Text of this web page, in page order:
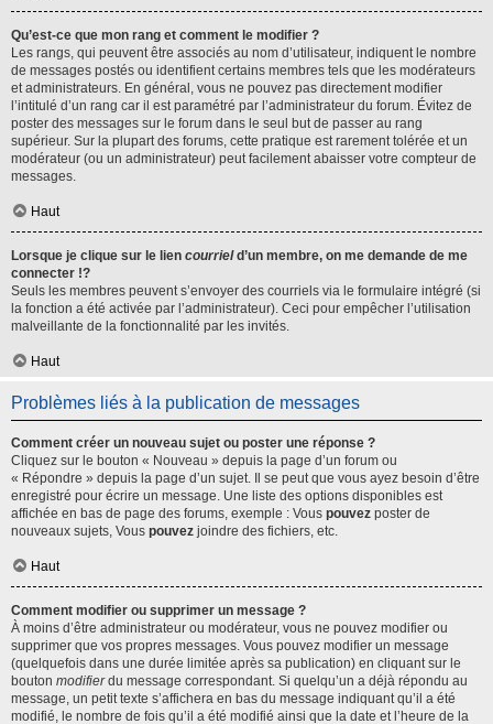
Qu’est-ce que mon rang et comment le modifier ?
Les rangs, qui peuvent être associés au nom d’utilisateur, indiquent le nombre
de messages postés ou identifient certains membres tels que les modérateurs
et administrateurs. En général, vous ne pouvez pas directement modifier
l’intitulé d’un rang car il est paramétré par l’administrateur du forum. Évitez de
poster des messages sur le forum dans le seul but de passer au rang
supérieur. Sur la plupart des forums, cette pratique est rarement tolérée et un
modérateur (ou un administrateur) peut facilement abaisser votre compteur de
messages.
Haut
Lorsque je clique sur le lien courrield’un membre, on me demande de me
connecter !?
Seuls les membres peuvent s’envoyer des courriels via le formulaire intégré (si
la fonction a été activée par l’administrateur). Ceci pour empêcher l’utilisation
malveillante de la fonctionnalité par les invités.
Haut
Problèmes liés à la publication de messages
Comment créer un nouveau sujet ou poster une réponse ?
Cliquez sur le bouton « Nouveau » depuis la page d’un forum ou
« Répondre » depuis la page d’un sujet. Il se peut que vous ayez besoin d’être
enregistré pour écrire un message. Une liste des options disponibles est
affichée en bas de page des forums, exemple : Vous pouvez poster de
nouveaux sujets, Vous pouvez joindre des fichiers, etc.
Haut
Comment modifier ou supprimer un message ?
À moins d’être administrateur ou modérateur, vous ne pouvez modifier ou
supprimer que vos propres messages. Vous pouvez modifier un message
(quelquefois dans une durée limitée après sa publication) en cliquant sur le
bouton modifierdu message correspondant. Si quelqu’un a déjà répondu au
message, un petit texte s’affichera en bas du message indiquant qu’il a été
modifié, le nombre de fois qu’il a été modifié ainsi que la date et l’heure de la